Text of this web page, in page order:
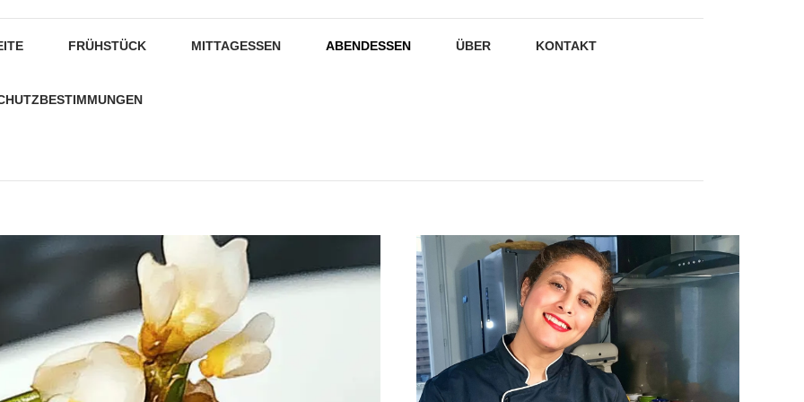
FRÜHSTÜCK MITTAGESSEN ABENDESSEN ÜBER KONTAKT